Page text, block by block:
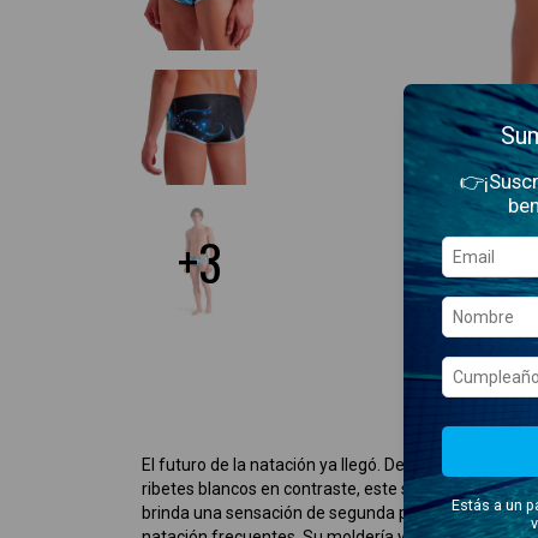
+3
El futuro de la natación ya llegó. Descubrí el nuevo
ribetes blancos en contraste, este short está
brinda una sensación de segunda piel y unaEstás a un